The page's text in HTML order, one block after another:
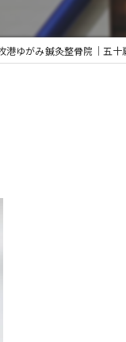
港ゆがみ鍼灸整骨院｜五十